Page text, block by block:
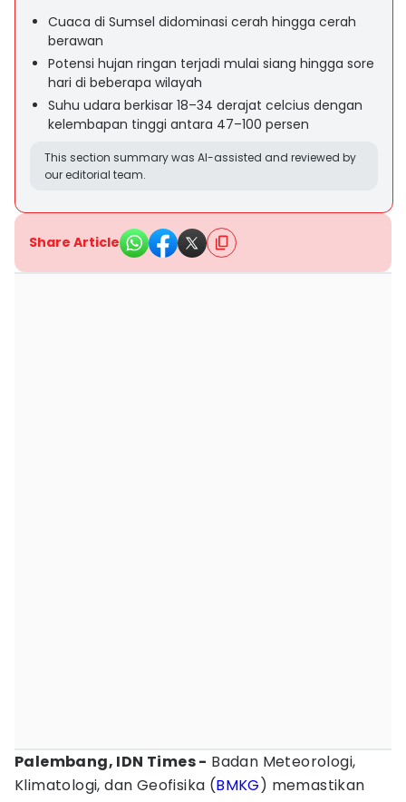
Cuaca di Sumsel didominasi cerah hingga cerah
berawan
Potensi hujan ringan terjadi mulai siang hingga sore
hari di beberapa wilayah
Suhu udara berkisar 18–34 derajat celcius dengan
kelembapan tinggi antara 47–100 persen
This section summary was AI-assisted and reviewed by
our editorial team.
Share Article
Palembang, IDN Times - Badan Meteorologi,
Klimatologi, dan Geofisika (BMKG) memastikan